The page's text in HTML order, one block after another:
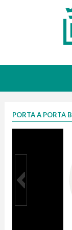
PORTA A PORTA